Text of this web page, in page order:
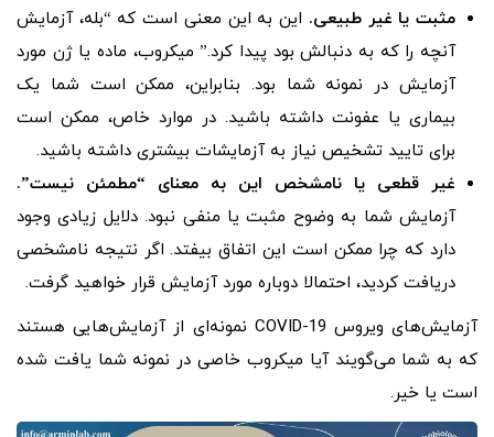
مثبت یا غیر طبیعی. این به این معنی است که “بله، آزمایش
آنچه را که به دنبالش بود پیدا کرد.” میکروب، ماده یا ژن مورد
آزمایش در نمونه شما بود. بنابراین، ممکن است شما یک
بیماری یا عفونت داشته باشید. در موارد خاص، ممکن است
برای تایید تشخیص نیاز به آزمایشات بیشتری داشته باشید.
غیر قطعی یا نامشخص این به معنای “مطمئن نیست”.
آزمایش شما به وضوح مثبت یا منفی نبود. دلایل زیادی وجود
دارد که چرا ممکن است این اتفاق بیفتد. اگر نتیجه نامشخصی
دریافت کردید، احتمالا دوباره مورد آزمایش قرار خواهید گرفت.
آزمایش‌های ویروس COVID-19 نمونه‌ای از آزمایش‌هایی هستند
که به شما می‌گویند آیا میکروب خاصی در نمونه شما یافت شده
است یا خیر.